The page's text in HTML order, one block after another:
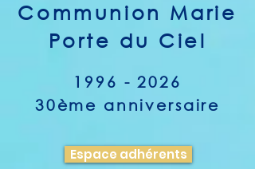
Communion Marie
Porte du Ciel
1996 - 2026
30ème anniversaire
Espace adhérents